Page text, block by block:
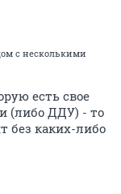
с несколькими
есть свое
(либо ДДУ) - то
без каких-либо